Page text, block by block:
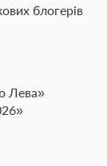
блогерів
Лева»